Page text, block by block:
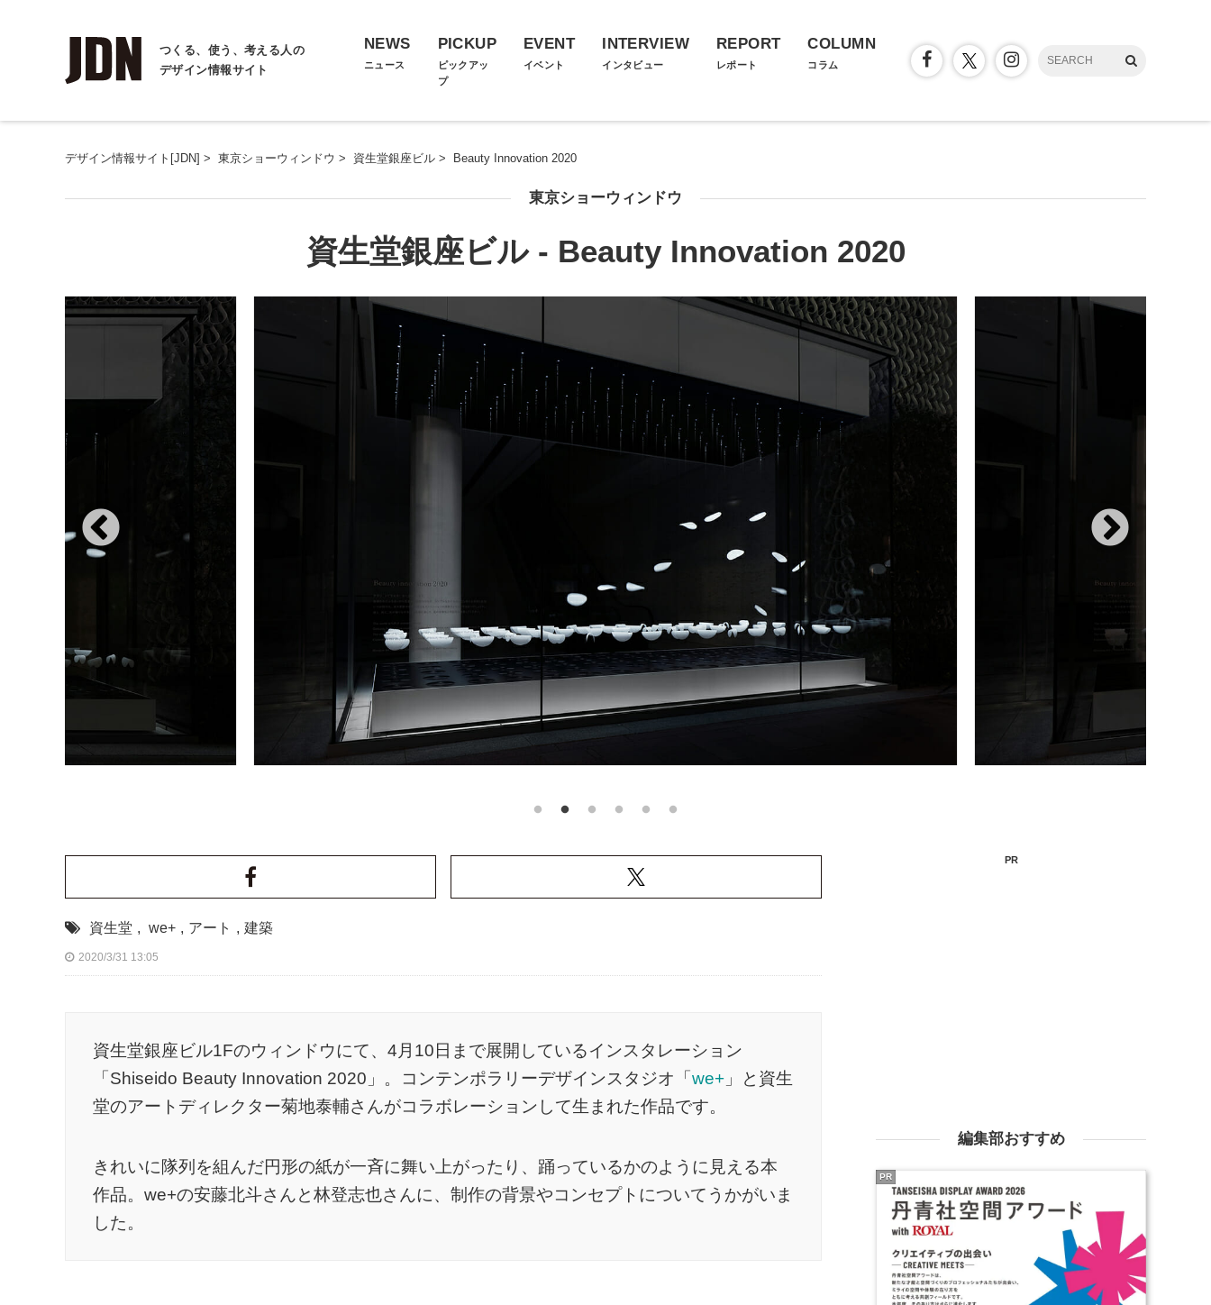
つくる、使う、考える人の
デザイン情報サイト
NEWS
ニュース
PICKUP
ピックアッ
プ
EVENT
イベント
INTERVIEW
インタビュー
REPORT
レポート
COLUMN
コラム
デザイン情報サイト[JDN] > 東京ショーウィンドウ > 資生堂銀座ビル > Beauty Innovation 2020
東京ショーウィンドウ
資生堂銀座ビル - Beauty Innovation 2020
資生堂 , we+ , アート , 建築
2020/3/31 13:05
資生堂銀座ビル1Fのウィンドウにて、4月10日まで展開しているインスタレーション
「Shiseido Beauty Innovation 2020」。コンテンポラリーデザインスタジオ「 we+ 」と資生
堂のアートディレクター菊地泰輔さんがコラボレーションして生まれた作品です。
きれいに隊列を組んだ円形の紙が一斉に舞い上がったり、踊っているかのように見える本
作品。we+の安藤北斗さんと林登志也さんに、制作の背景やコンセプトについてうかがいま
した。
PR
編集部おすすめ
PR